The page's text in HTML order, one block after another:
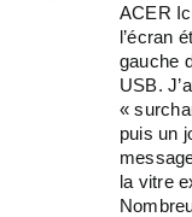
ACER
l’écran
gauche
USB.
«
puis un
la vitre